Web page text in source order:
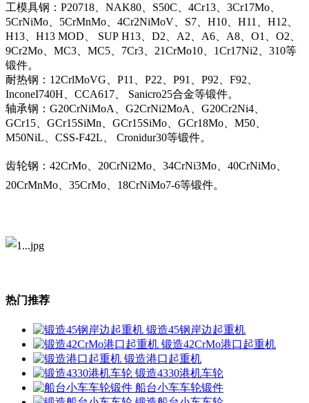
工模具钢：P20718、NAK80、S50C、4Cr13、3Cr17Mo、
5CrNiMo、5CrMnMo、4Cr2NiMoV、S7、H10、H11、H12、
H13、H13 MOD、 SUP H13、D2、A2、A6、A8、O1、O2、
9Cr2Mo、MC3、MC5、7Cr3、21CrMo10、1Cr17Ni2、310等
锻件。
耐热钢：12CrlMoVG、P11、P22、P91、P92、F92、
InconeI740H、CCA617、 Sanicro25合金等锻件。
轴承钢：G20CrNiMoA、G2CrNi2MoA、G20Cr2Ni4、
GCr15、GCr15SiMn、GCr15SiMo、GCr18Mo、M50、
M50NiL、CSS-F42L、 Cronidur30等锻件。
齿轮钢：42CrMo、20CrNi2Mo、34CrNi3Mo、40CrNiMo、
20CrMnMo、35CrMo、18CrNiMo7-6等锻件。
热门推荐
锻造45钢岸边起重机
锻造42CrMo港口起重机
锻造港口起重机
锻造4330港机车轮
船台小车车轮锻件